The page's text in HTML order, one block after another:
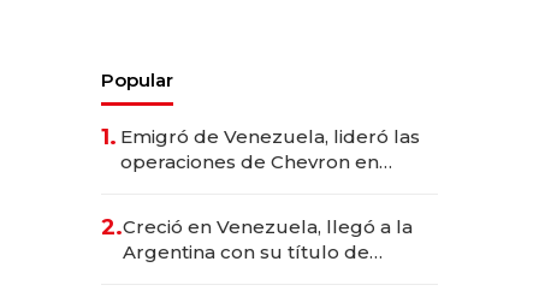
Popular
1. Emigró de Venezuela, lideró las
operaciones de Chevron en
2.Creció en Venezuela, llegó a la
Argentina con su título de